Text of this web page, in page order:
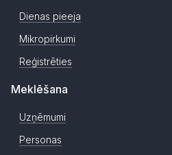
Dienas pieeja
Mikropirkumi
Reģistrēties
Meklēšana
Uzņēmumi
Personas